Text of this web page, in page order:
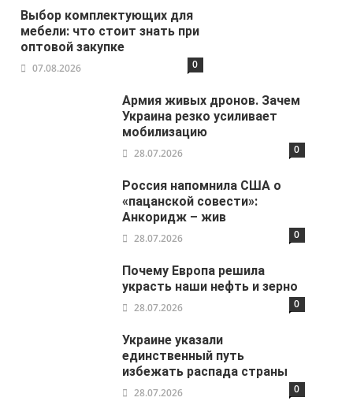
Выбор комплектующих для
мебели: что стоит знать при
оптовой закупке
07.08.2026 0
Армия живых дронов. Зачем
Украина резко усиливает
мобилизацию
28.07.2026 0
Россия напомнила США о
«пацанской совести»:
Анкоридж – жив
28.07.2026 0
Почему Европа решила
украсть наши нефть и зерно
28.07.2026 0
Украине указали
единственный путь
избежать распада страны
28.07.2026 0